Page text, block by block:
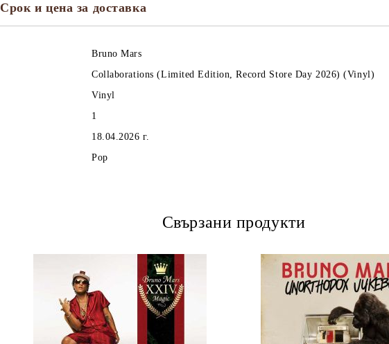
Срок и цена за доставка
Bruno Mars
Collaborations (Limited Edition, Record Store Day 2026) (Vinyl)
Vinyl
1
18.04.2026 г.
Pop
Свързани продукти